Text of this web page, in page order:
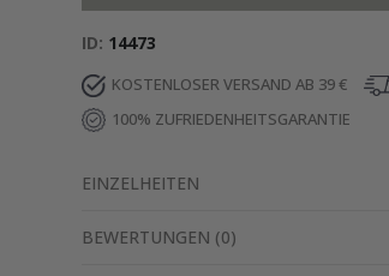
ID 14473
KOSTENLOSER VERSAND AB 39 €
100% ZUFRIEDENHEITSGARANTIE
EINZELHEITEN
BEWERTUNGEN (0)